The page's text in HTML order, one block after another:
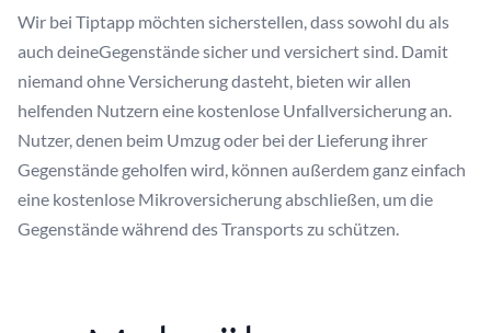
Wir bei Tiptapp möchten sicherstellen, dass sowohl du als
auch deineGegenstände sicher und versichert sind. Damit
niemand ohne Versicherung dasteht, bieten wir allen
helfenden Nutzern eine kostenlose Unfallversicherung an.
Nutzer, denen beim Umzug oder bei der Lieferung ihrer
Gegenstände geholfen wird, können außerdem ganz einfach
eine kostenlose Mikroversicherung abschließen, um die
Gegenstände während des Transports zu schützen.